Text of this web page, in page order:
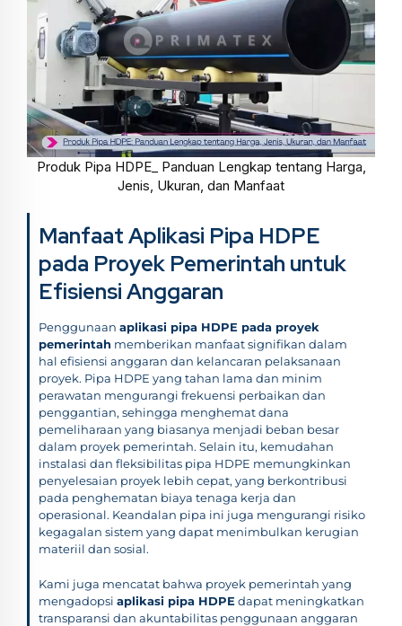
Produk Pipa HDPE_ Panduan Lengkap tentang Harga,
Jenis, Ukuran, dan Manfaat
Manfaat Aplikasi Pipa HDPE
pada Proyek Pemerintah untuk
Efisiensi Anggaran
Penggunaan aplikasi pipa HDPE pada proyek
pemerintah memberikan manfaat signifikan dalam
hal efisiensi anggaran dan kelancaran pelaksanaan
proyek. Pipa HDPE yang tahan lama dan minim
perawatan mengurangi frekuensi perbaikan dan
penggantian, sehingga menghemat dana
pemeliharaan yang biasanya menjadi beban besar
dalam proyek pemerintah. Selain itu, kemudahan
instalasi dan fleksibilitas pipa HDPE memungkinkan
penyelesaian proyek lebih cepat, yang berkontribusi
pada penghematan biaya tenaga kerja dan
operasional. Keandalan pipa ini juga mengurangi risiko
kegagalan sistem yang dapat menimbulkan kerugian
materiil dan sosial.
Kami juga mencatat bahwa proyek pemerintah yang
mengadopsi aplikasi pipa HDPE dapat meningkatkan
transparansi dan akuntabilitas penggunaan anggaran